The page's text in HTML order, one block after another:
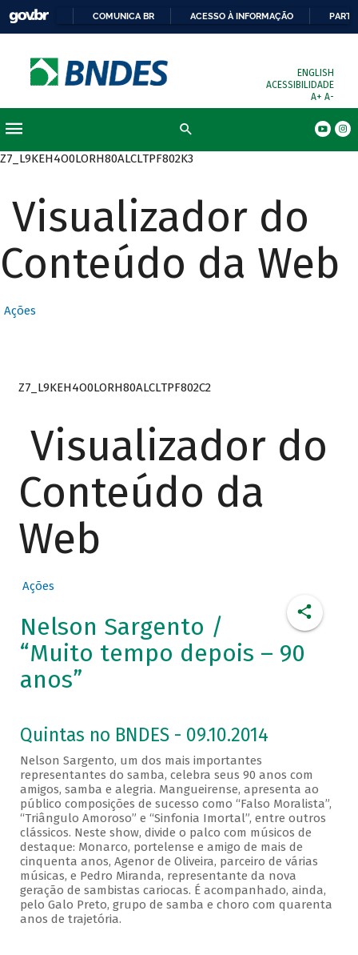
COMUNICA BR ACESSO À INFORMAÇÃO
ENGLISH
ACESSIBILIDADE
A+ A-
Z7_L9KEH4O0LORH80ALCLTPF802K3
Visualizador do
Conteúdo da Web
Ações
Z7_L9KEH4O0LORH80ALCLTPF802C2
Visualizador do
Conteúdo da
Web
Ações
Nelson Sargento /
“Muito tempo depois – 90
anos”
Quintas no BNDES - 09.10.2014
Nelson Sargento, um dos mais importantes
representantes do samba, celebra seus 90 anos com
amigos, samba e alegria. Mangueirense, apresenta ao
público composições de sucesso como “Falso Moralista”,
“Triângulo Amoroso” e “Sinfonia Imortal”, entre outros
clássicos. Neste show, divide o palco com músicos de
destaque: Monarco, portelense e amigo de mais de
cinquenta anos, Agenor de Oliveira, parceiro de várias
músicas, e Pedro Miranda, representante da nova
geração de sambistas cariocas. É acompanhado, ainda,
pelo Galo Preto, grupo de samba e choro com quarenta
anos de trajetória.